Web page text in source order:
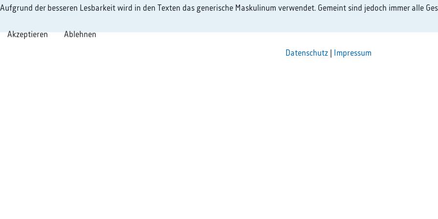
Aufgrund der besseren Lesbarkeit wird in den Texten das generische Maskulinum verwendet. Gemeint sind jedoch immer alle
Akzeptieren Ablehnen
Datenschutz Impressum